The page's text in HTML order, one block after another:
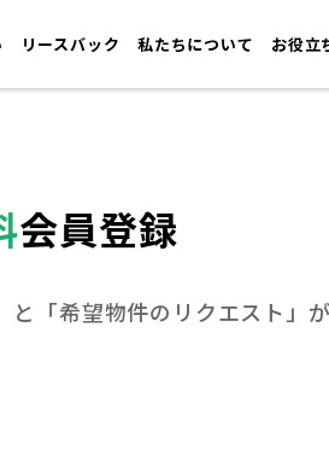
リースバック 私たちについて お役立
会員登録
と 「希望物件のリクエスト」